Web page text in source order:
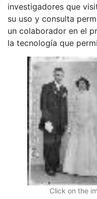
investigadores que
su uso y consulta
un colaborador en el
la tecnología que
Click on the